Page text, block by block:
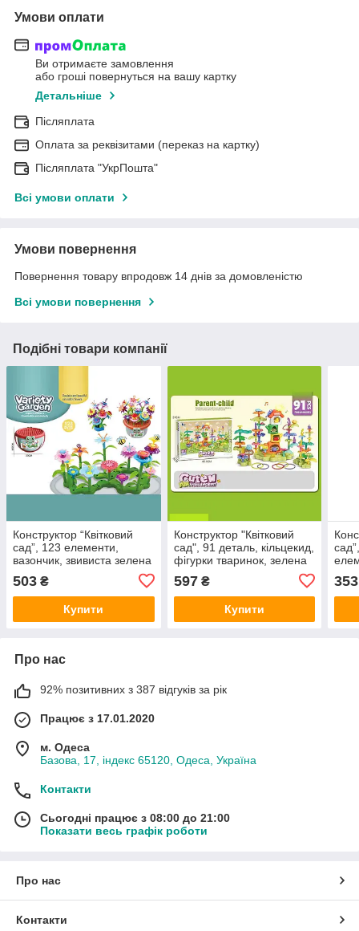
Умови оплати
Ви отримаєте замовлення
або гроші повернуться на вашу картку
Детальніше
Післяплата
Оплата за реквізитами (переказ на картку)
Післяплата "УкрПошта"
Всі умови оплати
Умови повернення
Повернення товару впродовж 14 днів за домовленістю
Всі умови повернення
Подібні товари компанії
Конструктор “Квітковий
сад”, 123 елементи,
вазончик, звивиста зелена
основа, квіти, листочки зі
стеблами B 6969-9
503 ₴
Купити
Конструктор "Квітковий
сад", 91 деталь, кільцекид,
фігурки тваринок, зелена
597₴
Купити
42-1
353
Про нас
92% позитивних з 387 відгуків за рік
Працює з 17.01.2020
м. Одеса
Базова, 17, індекс 65120, Одеса, Україна
Контакти
Сьогодні працює з 08:00 до 21:00
Показати весь графік роботи
Про нас
Контакти